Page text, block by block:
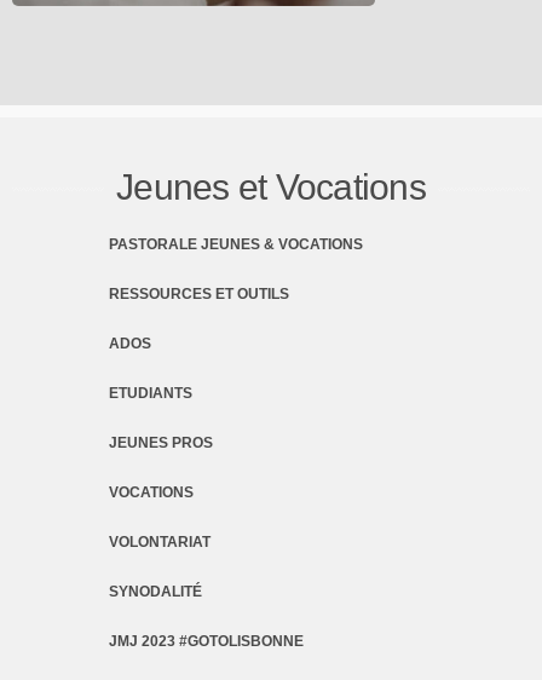
Jeunes et Vocations
PASTORALE JEUNES & VOCATIONS
RESSOURCES ET OUTILS
ADOS
ETUDIANTS
JEUNES PROS
VOCATIONS
VOLONTARIAT
SYNODALITÉ
JMJ 2023 #GOTOLISBONNE